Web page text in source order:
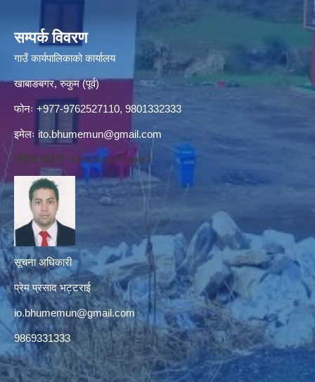
सम्पर्क विवरण
गाउँ कार्यपालिकाको कार्यालय
खाबाङबगर, रुकुम (पूर्व)
फोनः +977-9762527110, 9801332333
इमेलः ito.bhumemun@gmail.com
नोटिस बोर्ड नं. १६१८०८८४१३०७२
सूचना अधिकारी
प्रेम प्रसाद भट्टराई
io.bhumemun@gmail.com
9869331333